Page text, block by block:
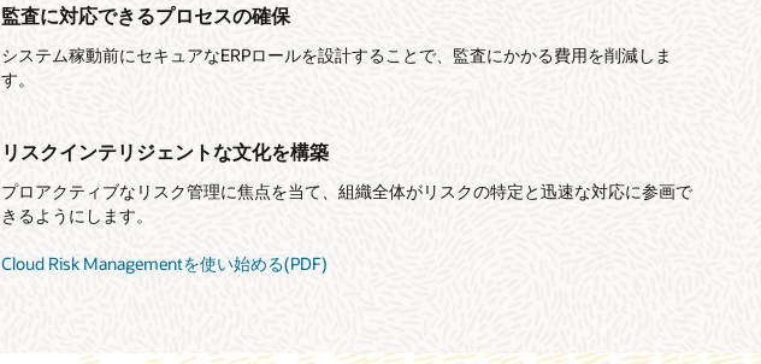
監査に対応できるプロセスの確保
システム稼動前にセキュアなERPロールを設計することで、監査にかかる費用を削減しま
す。
リスクインテリジェントな文化を構築
プロアクティブなリスク管理に焦点を当て、組織全体がリスクの特定と迅速な対応に参画で
きるようにします。
Cloud Risk Managementを使い始める(PDF)